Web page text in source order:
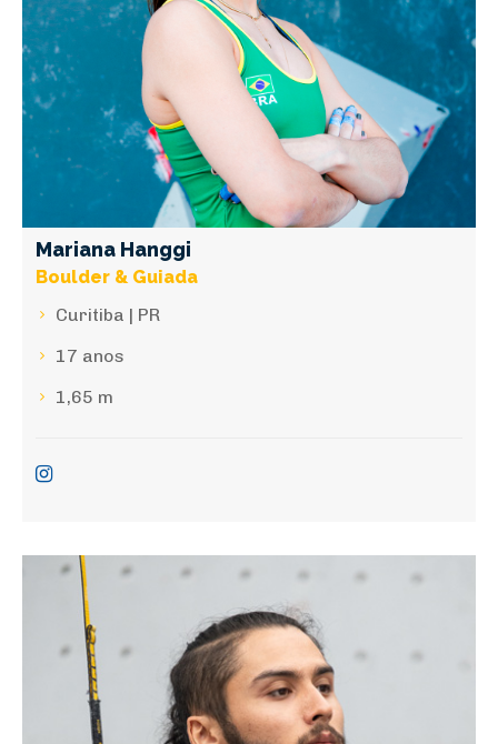
Mariana Hanggi
Boulder & Guiada
Curitiba | PR
17 anos
1,65 m